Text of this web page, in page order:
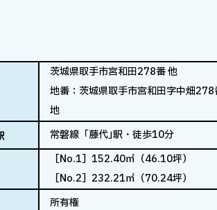
茨城県取手市宮和田278番 他
地番：茨城県取手市宮和田字中畑
地
常磐線「藤代｣駅・徒歩10分
［No.1］152.40㎡（46.10坪）
［No.2］232.21㎡（70.24坪）
所有権